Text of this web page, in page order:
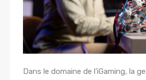
Dans le domaine de l’iGaming, la